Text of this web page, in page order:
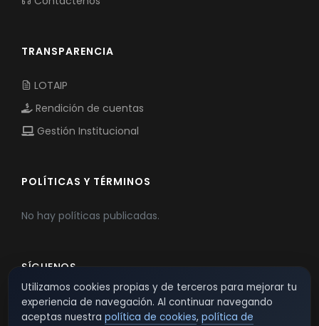
TRANSPARENCIA
LOTAIP
Rendición de cuentas
Gestión Institucional
POLÍTICAS Y TÉRMINOS
No hay políticas publicadas.
SÍGUENOS
Utilizamos cookies propias y de terceros para mejorar tu
experiencia de navegación. Al continuar navegando
aceptas nuestra política de cookies, política de